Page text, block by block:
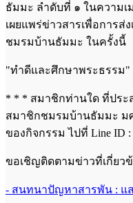
ธัมมะ ลำดับที่ ๑ ในความเ
เผยแพร่ข่าวสารเพื่อการส่
ชมรมบ้านธัมมะ ในครั้งนี้
"ทำดีและศึกษาพระธรรม"
* * * สมาชิกท่านใด ที่ประ
สมาชิกชมรมบ้านธัมมะ ม
ของกิจกรรม ไปที่ Line ID :
ขอเชิญติดตามข่าวที่เกี่ยว
- สนทนาปัญหาสารพัน : แ